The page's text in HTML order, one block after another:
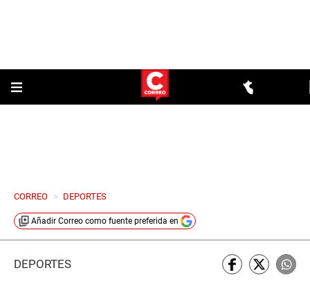
CORREO > DEPORTES
Añadir Correo como fuente preferida en
DEPORTES